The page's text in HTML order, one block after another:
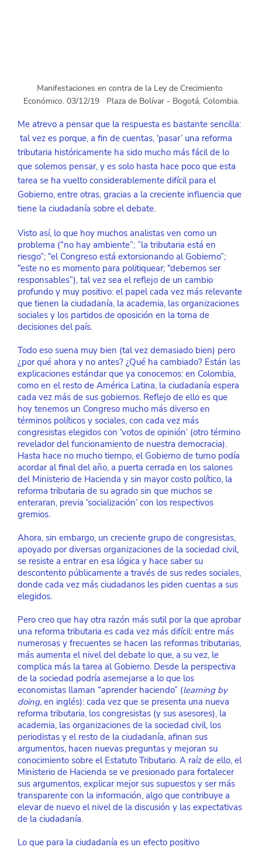
Manifestaciones en contra de la Ley de Crecimiento
Económico. 03/12/19   Plaza de Bolívar - Bogotá, Colombia.
Me atrevo a pensar que la respuesta es bastante sencilla:
tal vez es porque, a fin de cuentas, ‘pasar’ una reforma
tributaria históricamente ha sido mucho más fácil de lo
que solemos pensar, y es solo hasta hace poco que esta
tarea se ha vuelto considerablemente difícil para el
Gobierno, entre otras, gracias a la creciente influencia que
tiene la ciudadanía sobre el debate.
Visto así, lo que hoy muchos analistas ven como un
problema (“no hay ambiente”; ”la tributaria está en
riesgo”; “el Congreso está extorsionando al Gobierno”;
“este no es momento para politiquear; “debemos ser
responsables”), tal vez sea el reflejo de un cambio
profundo y muy positivo: el papel cada vez más relevante
que tienen la ciudadanía, la academia, las organizaciones
sociales y los partidos de oposición en la toma de
decisiones del país.
Todo eso suena muy bien (tal vez demasiado bien) pero
¿por qué ahora y no antes? ¿Qué ha cambiado? Están las
explicaciones estándar que ya conocemos: en Colombia,
como en el resto de América Latina, la ciudadanía espera
cada vez más de sus gobiernos. Reflejo de ello es que
hoy tenemos un Congreso mucho más diverso en
términos políticos y sociales, con cada vez más
congresistas elegidos con ‘votos de opinión’ (otro término
revelador del funcionamiento de nuestra democracia).
Hasta hace no mucho tiempo, el Gobierno de turno podía
acordar al final del año, a puerta cerrada en los salones
del Ministerio de Hacienda y sin mayor costo político, la
reforma tributaria de su agrado sin que muchos se
enteraran, previa ‘socialización’ con los respectivos
gremios.
Ahora, sin embargo, un creciente grupo de congresistas,
apoyado por diversas organizaciones de la sociedad civil,
se resiste a entrar en esa lógica y hace saber su
descontento públicamente a través de sus redes sociales,
donde cada vez más ciudadanos les piden cuentas a sus
elegidos.
Pero creo que hay otra razón más sutil por la que aprobar
una reforma tributaria es cada vez más difícil: entre más
numerosas y frecuentes se hacen las reformas tributarias,
más aumenta el nivel del debate lo que, a su vez, le
complica más la tarea al Gobierno. Desde la perspectiva
de la sociedad podría asemejarse a lo que los
economistas llaman “aprender haciendo” (learning by
doing, en inglés): cada vez que se presenta una nueva
reforma tributaria, los congresistas (y sus asesores), la
academia, las organizaciones de la sociedad civil, los
periodistas y el resto de la ciudadanía, afinan sus
argumentos, hacen nuevas preguntas y mejoran su
conocimiento sobre el Estatuto Tributario. A raíz de ello, el
Ministerio de Hacienda se ve presionado para fortalecer
sus argumentos, explicar mejor sus supuestos y ser más
transparente con la información, algo que contribuye a
elevar de nuevo el nivel de la discusión y las expectativas
de la ciudadanía.
Lo que para la ciudadanía es un efecto positivo